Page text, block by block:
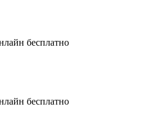
бесплатно
бесплатно